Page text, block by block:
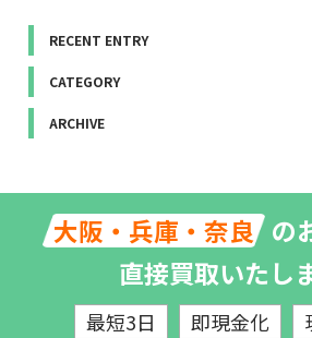
RECENT ENTRY
CATEGORY
ARCHIVE
大阪・兵庫・奈良 の
直接買取いたし
最短3日 即現金化